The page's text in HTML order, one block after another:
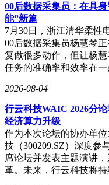
某科技论坛上，研究人
协作优化算法设计。这
展不应以削弱人类主体
共长。在AI时代，真正
而非让人沦为技术的附庸
00后数据采集员：在具
能”新篇
7月30日，浙江清华柔性
00后数据采集员杨慧琴
复做很多动作，但让杨
任务的准确率和效率在
2026-08-04
行云科技WAIC 2026分
经济算力升级
作为本次论坛的协办单
技（300209.SZ）深度参
席论坛并发表主题演讲
革。未来，行云科技将